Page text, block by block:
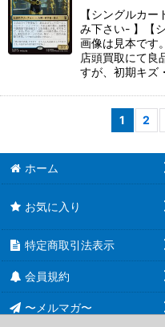
【シングルカ
み下さい- 】【
画像は見本です
店頭買取にて良
すが、初期キズ
1 2
ホーム
お気に入り
特定商取引法表示
会員規約
〜メルマガ〜